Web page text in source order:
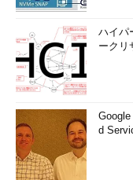
ハイパ
ークリ
d